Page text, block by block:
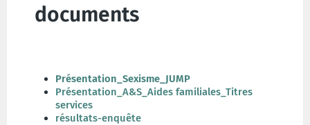
documents
Présentation_Sexisme_JUMP
Présentation_A&S_Aides familiales_Titres
services
résultats-enquête